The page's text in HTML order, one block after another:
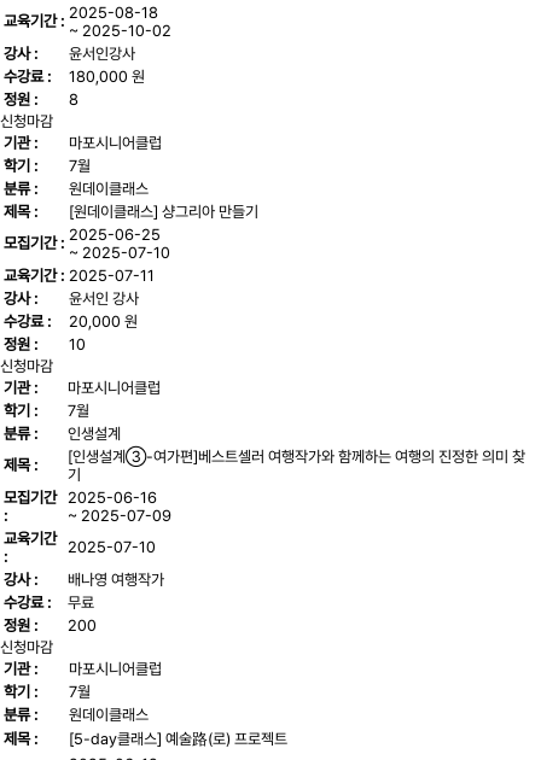
교육기간 : 2025-08-18
~ 2025-10-02
강사 :
윤서인강사
수강료 :
180,000 원
정원 :
8
신청마감
기관 :
마포시니어클럽
학기 :
7월
분류 :
원데이클래스
제목 :
[원데이클래스] 샹그리아 만들기
모집기간 : 2025-06-25
~ 2025-07-10
교육기간 : 2025-07-11
강사 :
윤서인 강사
수강료 :
20,000 원
정원 :
10
신청마감
기관 :
마포시니어클럽
학기 :
7월
분류 :
인생설계
제목 :
[인생설계③-여가편]베스트셀러 여행작가와 함께하는 여행의 진정한 의미 찾
기
모집기간
:
2025-06-16
~ 2025-07-09
교육기간
:
2025-07-10
강사 :
배나영 여행작가
수강료 :
무료
정원 :
200
신청마감
기관 :
마포시니어클럽
학기 :
7월
분류 :
원데이클래스
제목 :
[5-day클래스] 예술路(로) 프로젝트